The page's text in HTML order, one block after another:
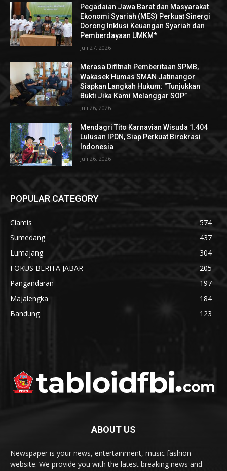
Pegadaian Jawa Barat dan Masyarakat
Ekonomi Syariah (MES) Perkuat Sinergi
Dorong Inklusi Keuangan Syariah dan
Pemberdayaan UMKM*
Juli 27, 2026
Merasa Difitnah Pemberitaan SPMB,
Wakasek Humas SMAN Jatinangor
Siapkan Langkah Hukum: “Tunjukkan
Bukti Jika Kami Melanggar SOP”
Juli 26, 2026
Mendagri Tito Karnavian Wisuda 1.404
Lulusan IPDN, Siap Perkuat Birokrasi
Indonesia
Juli 26, 2026
POPULAR CATEGORY
Ciamis
574
Sumedang
437
Lumajang
304
FOKUS BERITA JABAR
205
Pangandaran
197
Majalengka
184
Bandung
123
ABOUT US
Newspaper is your news, entertainment, music fashion
website. We provide you with the latest breaking news and